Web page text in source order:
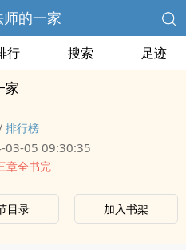
的一家
行 搜索 足迹
家
排行榜
03-05 09:30:35
章全书完
目录 加入书架